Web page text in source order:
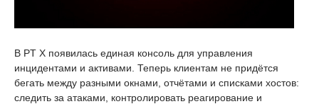
В PT X появилась единая консоль для управления
инцидентами и активами. Теперь клиентам не придётся
бегать между разными окнами, отчётами и списками хостов:
следить за атаками, контролировать реагирование и